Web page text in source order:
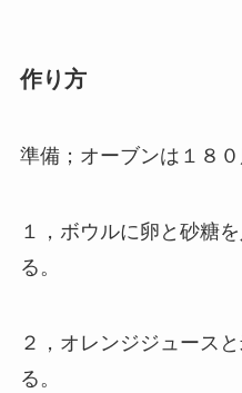
作り方
準備；オーブンは１８０
１，ボウルに卵と砂糖
る。
２，オレンジジュース
る。